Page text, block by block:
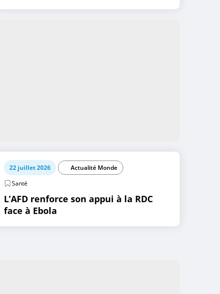
22 juillet 2026
Actualité Monde
Santé
L’AFD renforce son appui à la RDC
face à Ebola